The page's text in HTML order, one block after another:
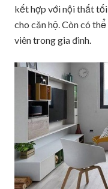
kết hợp với nội thất
cho căn hộ. Còn có
viên trong gia đình.